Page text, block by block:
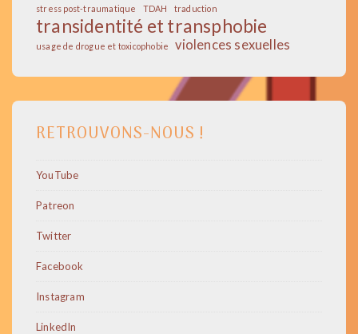
stress post-traumatique
TDAH traduction
transidentité et transphobie
usage de drogue et toxicophobie violences sexuelles
RETROUVONS-NOUS !
YouTube
Patreon
Twitter
Facebook
Instagram
LinkedIn